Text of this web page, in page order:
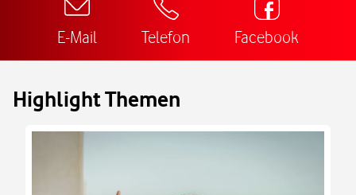
E-Mail Telefon Facebook
Highlight Themen